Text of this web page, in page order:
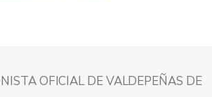
OFICIAL DE VALDEPEÑAS DE